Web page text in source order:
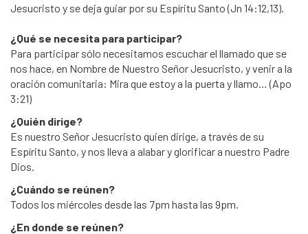
Jesucristo y se deja guiar por su Espíritu Santo (Jn 14:12,13).
¿Qué se necesita para participar?
Para participar sólo necesitamos escuchar el llamado que se
nos hace, en Nombre de Nuestro Señor Jesucristo, y venir a la
oración comunitaria: Mira que estoy a la puerta y llamo… (Apo
3:21)
¿Quién dirige?
Es nuestro Señor Jesucristo quien dirige, a través de su
Espíritu Santo, y nos lleva a alabar y glorificar a nuestro Padre
Dios.
¿Cuándo se reúnen?
Todos los miércoles desde las 7pm hasta las 9pm.
¿En donde se reúnen?